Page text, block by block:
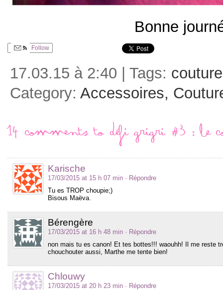
Bonne
Follow
17.03.15 à 2:40 | Tags: couture
Category: Accessoires,
14 comments to Défi grigri #3 : le
Karische
17/03/2015 at 15 h 07 min · Répondre
Tu es TROP choupie;)
Bisous Maëva.
Bérengère
17/03/2015 at 16 h 48 min · Répondre
non mais tu es canon! Et tes bottes!!! waouhh! Il me reste
chouchouter aussi, Marthe me tente bien!
Chlouwy
17/03/2015 at 20 h 23 min · Répondre